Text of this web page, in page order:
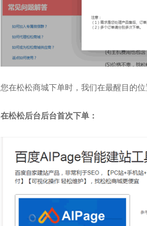
您在松松商城下单时，我们在最醒目的
在松松后台后台首次下单：